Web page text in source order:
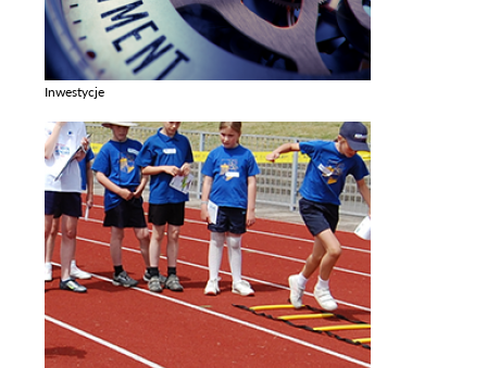
Inwestycje